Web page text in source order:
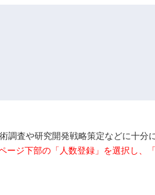
査や研究開発戦略策定などに十分
ージ下部の「人数登録」を選択し、「